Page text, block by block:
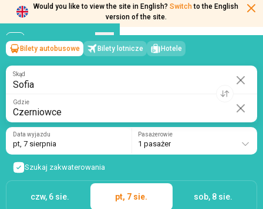
Would you like to view the site in English? Switch to the English
version of the site.
Sofia→Czerniowce
pt, 7 sierpnia/1 pasażer
Bilety autobusowe Bilety lotnicze Hotele
Skąd
Gdzie
Data wyjazdu
pt, 7 sierpnia
Pasażerowie
1 pasażer
Szukaj zakwaterowania
czw, 6 sie. pt, 7 sie. sob, 8 sie.